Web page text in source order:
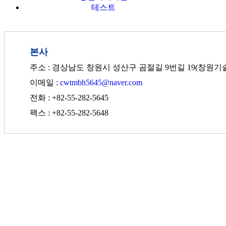
테스트
본사
주소 : 경상남도 창원시 성산구 곰절길 9번길 19(창원기
이메일 : cwtmbh5645@naver.com
전화 : +82-55-282-5645
팩스 : +82-55-282-5648